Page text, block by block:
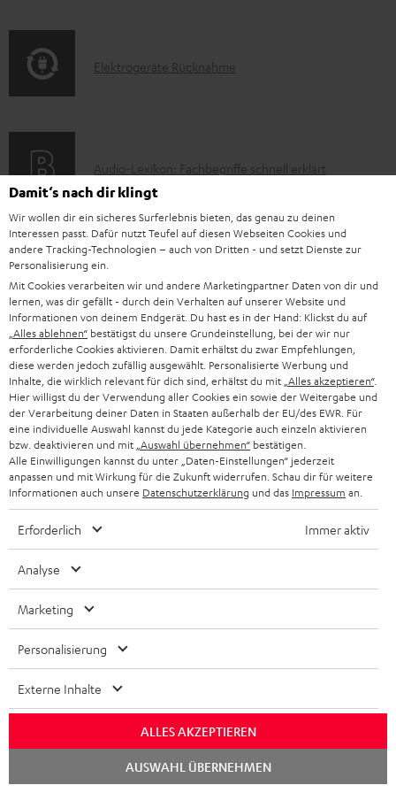
i
n
z
u
m
V
e
r
s
a
n
d
r
i
o
n
e
n
z
u
r
G
a
r
a
n
t
i
E
t
r
o
g
e
r
ä
t
e
R
ü
c
k
n
a
m
e
Elektrogeräte Rücknahme
A
u
d
i
o
-
L
e
x
i
k
o
n
Audio-Lexikon: Fachbegriffe schnell erklärt
K
o
n
t
a
k
t
d
a
t
e
n
Persönliche Kaufberatung
+49 (0) 30 / 217 84 212
Mo – Fr 08:00 – 19:00 Uhr
Sa 09:00 – 17:30 Uhr
Sonn- und Feiertage geschlossen
Teufel Support
Häufige Fragen
Kontakt
Store Finder
Erlebe unsere Produkte hautnah und lass dich
persönlich im Store beraten.
Übersicht
Produkte bzw. für Bestellungen mit teilnahmeberechtigten Produkten.
Nicht gültig für bereits getätigte Käufe. Keine Barauszahlung. Nur für
Privatkunden. Nicht mit anderen Aktionsgutscheinen kombinierbar. Der
Weiterverkauf von Aktionsgutscheinen ist untersagt. Der Gutschein verliert
im Falle eines Verkaufs seine Gültigkeit. Die genauen Bedingungen
AGB
Damit‘s nach dir klingt
Wir wollen dir ein sicheres Surferlebnis bieten, das genau zu deinen
Interessen passt. Dafür nutzt Teufel auf diesen Webseiten Cookies und
andere Tracking-Technologien – auch von Dritten - und setzt Dienste zur
Personalisierung ein.
Mit Cookies verarbeiten wir und andere Marketingpartner Daten von dir und
lernen, was dir gefällt - durch dein Verhalten auf unserer Website und
Informationen von deinem Endgerät. Du hast es in der Hand: Klickst du auf
„Alles ablehnen“ bestätigst du unsere Grundeinstellung, bei der wir nur
erforderliche Cookies aktivieren. Damit erhältst du zwar Empfehlungen,
diese werden jedoch zufällig ausgewählt. Personalisierte Werbung und
Inhalte, die wirklich relevant für dich sind, erhältst du mit „Alles akzeptieren“.
Hier willigst du der Verwendung aller Cookies ein sowie der Weitergabe und
der Verarbeitung deiner Daten in Staaten außerhalb der EU/des EWR. Für
eine individuelle Auswahl kannst du jede Kategorie auch einzeln aktivieren
bzw. deaktivieren und mit „Auswahl übernehmen“ bestätigen.
Alle Einwilligungen kannst du unter „Daten-Einstellungen“ jederzeit
anpassen und mit Wirkung für die Zukunft widerrufen. Schau dir für weitere
Informationen auch unsere Datenschutzerklärung und das Impressum an.
Erforderlich Immer aktiv
Analyse
Marketing
Personalisierung
Externe Inhalte
ALLES AKZEPTIEREN
AUSWAHL ÜBERNEHMEN